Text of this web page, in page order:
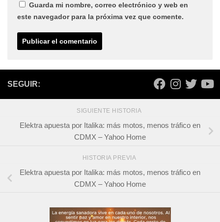
Guarda mi nombre, correo electrónico y web en
este navegador para la próxima vez que comente.
SEGUIR:
SIGUIENTE HISTORIA
Elektra apuesta por Italika: más motos, menos tráfico en
CDMX – Yahoo Home
HISTORIA PREVIA
Elektra apuesta por Italika: más motos, menos tráfico en
CDMX – Yahoo Home